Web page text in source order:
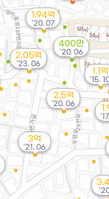
2.05억
'23. 06
3억
'21. 06
1.94억
'20. 07
400만
'20. 06
2.5억
'20. 06
1.1억
'15.